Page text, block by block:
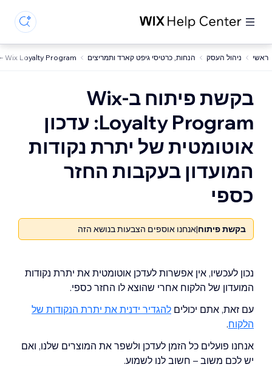
ראשי ניהול העסק הנחות, כרטיסי גיפט קארד ותמריצים Wix Loyalty Program – מועדוני לקוחות
בקשת פיתוח ב-Wix
Loyalty Program: עדכון
אוטומטית של יתרת נקודות
המועדון בעקבות החזר
כספי
בקשת פיתוח|אנחנו אוספים הצבעות בנושא הזה
נכון לעכשיו, אין אפשרות לעדכן אוטומטית את יתרת נקודות
המועדון של הלקוח אחרי שהוצא לו החזר כספי.
עם זאת, אתם יכולים להגדיר ידנית את יתרת הנקודות של
הלקוח.
אנחנו פועלים כל הזמן לעדכן ולשפר את המוצרים שלנו, ואם
יש לכם משוב – חשוב לנו לשמוע.